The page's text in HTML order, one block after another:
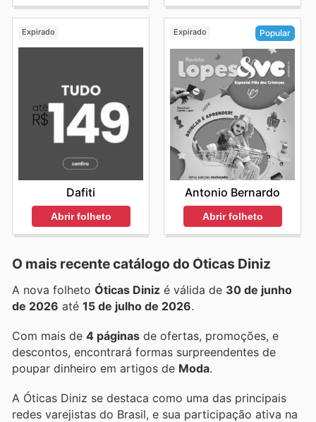
Expirado
Dafiti
Abrir folheto
Expirado Popular
Antonio Bernardo
Abrir folheto
O mais recente catálogo do Óticas Diniz
A nova folheto Óticas Diniz é válida de 30 de junho
de 2026 até 15 de julho de 2026.
Com mais de 4 páginas de ofertas, promoções, e
descontos, encontrará formas surpreendentes de
poupar dinheiro em artigos de Moda.
A Óticas Diniz se destaca como uma das principais
redes varejistas do Brasil, e sua participação ativa na